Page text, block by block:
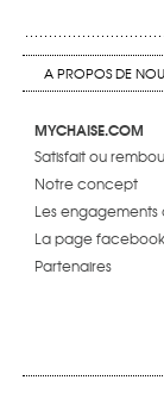
A PROPOS DE
MYCHAISE.COM
Satisfait ou
Notre concept
Les engagements
La page facebook
Partenaires